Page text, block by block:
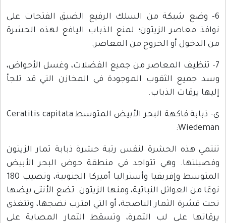
6- وضع شبكة من السلك الرفيع الضيق الفتحات على
نوافذ معاصر الزيتون؛ لمنع الذباب اليافع لهذه الحشرة
من الدخول أو الخروج من المعاصر.
7- تنظيف المعاصر من جميع الفضلات، وغسل الأحواض،
وسد جميع الثقوب الموجودة في المخازن التي قد تلجأ
إليها يرقات الذباب.
ي‌- ذبابة فاكهة البحر الأبيض المتوسط Ceratitis capitata
Wiedeman:
تنتمي هذه الحشرة لنفس رتبة حشرة ذبابة ثمار الزيتون
وفصيلتها. وهي تتواجد في منطقة حوض البحر الأبيض
المتوسط وإفريقيا وأستراليا أميركا الجنوبية، وتصيب 180
نوعًا من العوائل النباتية، ومنها الزيتون. تضع الأنثى بيضها
تحت قشرة الثمار الناضجة، أو التي اقترب نضجها، وتتغذى
يرقاتها على لب الثمرة، وتسقط الثمار المصابة على